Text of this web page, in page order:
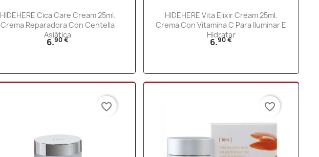
Vista rápida
HIDEHERE Cica Care Cream 25ml.
Crema Reparadora Con Centella
Asiática
6.90 €
Vista rápida
HIDEHERE Vita Elixir Cream 25ml.
Crema Con Vitamina C Para Iluminar E
Hidratar
6.90 €
favorite_border favorite_border